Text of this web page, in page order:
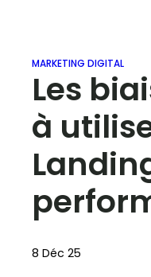
MARKETING DIGITAL
Les
à
8 Déc 25